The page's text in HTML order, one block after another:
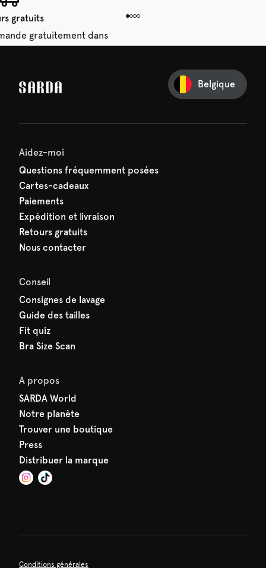
gratuits
gratuitement dans
jours.
commande
Belgique
Aidez-moi
Questions fréquemment posées
Cartes-cadeaux
Paiements
Expédition et livraison
Retours gratuits
Nous contacter
Conseil
Consignes de lavage
Guide des tailles
Fit quiz
Bra Size Scan
A propos
SARDA World
Notre planète
Trouver une boutique
Press
Distribuer la marque
Conditions générales